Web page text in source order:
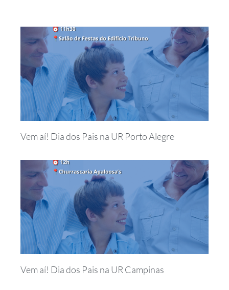
Vem aí! Dia dos Pais na UR Porto Alegre
Vem aí! Dia dos Pais na UR Campinas